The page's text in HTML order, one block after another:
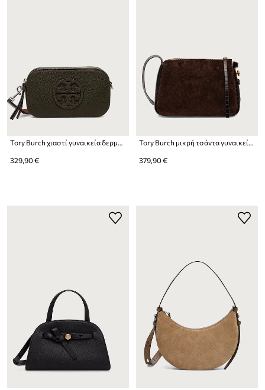
Tory Burch χιαστί γυναικεία δερμάτινη Miller Mini
329,90 €
Tory Burch μικρή τσάντα γυναικεία δερμάτινη Romy Small
379,90 €